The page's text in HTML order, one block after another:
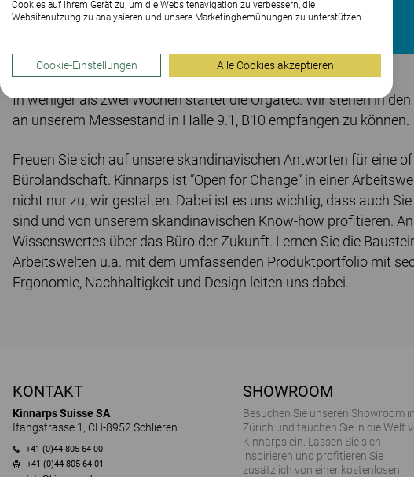
In weniger als zwei Wochen startet die Orgatec. Wir stehen in
an unserem Messestand in Halle 9.1, B10 empfangen zu können.
Freuen Sie sich auf unsere skandinavischen Antworten für eine
Bürolandschaft. Kinnarps ist ”Open for Change“ in einer
nicht nur zu, wir gestalten. Dabei ist es uns wichtig, dass auch
sind und von unserem skandinavischen Know-how profitieren.
Wissenswertes über das Büro der Zukunft. Lernen Sie die
Arbeitswelten u.a. mit dem umfassenden Produktportfolio mit
Ergonomie, Nachhaltigkeit und Design leiten uns dabei.
KONTAKT
Kinnarps Suisse SA
Ifangstrasse 1, CH-8952 Schlieren
+41 (0)44 805 64 00
+41 (0)44 805 64 01
SHOWROOM
Besuchen Sie unseren Showroom in
Zürich und tauchen Sie in die Welt
Kinnarps ein. Lassen Sie sich
inspirieren und profitieren Sie
zusätzlich von einer kostenlosen
Cookies auf Ihrem Gerät zu, um die Websitenavigation zu verbessern, die
Websitenutzung zu analysieren und unsere Marketingbemühungen zu unterstützen.
Cookie-Einstellungen Alle Cookies akzeptieren